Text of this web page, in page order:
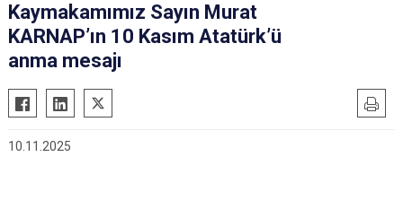
Ardeşen
Çayeli
Hemşin
Kaymakamımız Sayın Murat
KARNAP’ın 10 Kasım Atatürk’ü
anma mesajı
10.11.2025